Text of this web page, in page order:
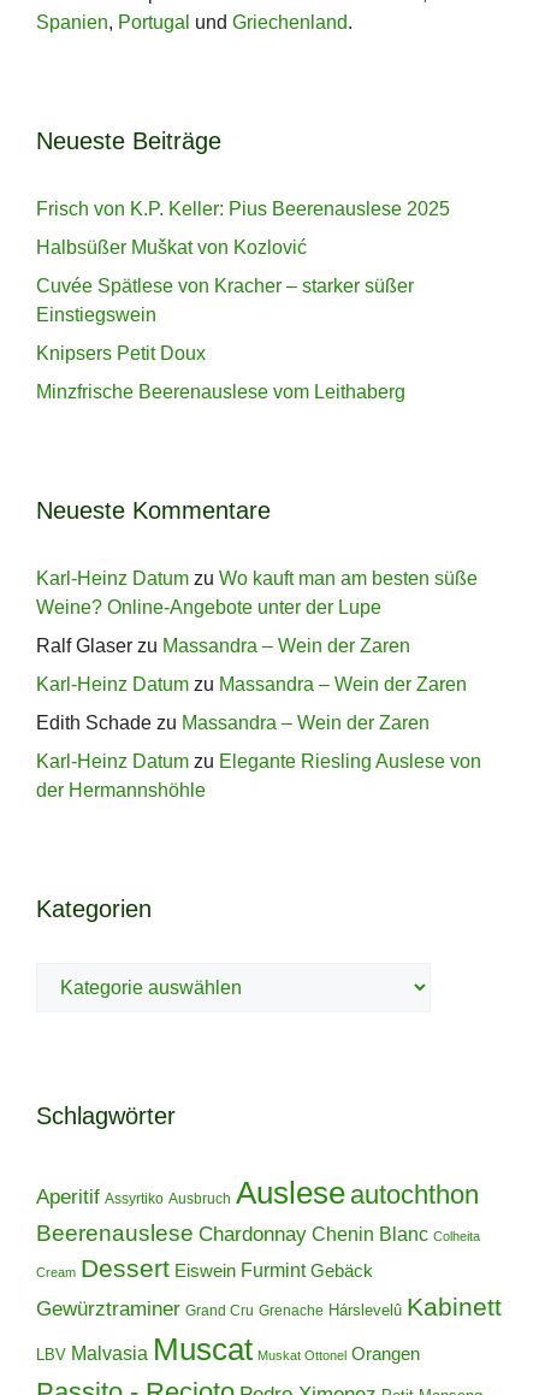
Spanien, Portugal und Griechenland.
Neueste Beiträge
Frisch von K.P. Keller: Pius Beerenauslese 2025
Halbsüßer Muškat von Kozlović
Cuvée Spätlese von Kracher – starker süßer
Einstiegswein
Knipsers Petit Doux
Minzfrische Beerenauslese vom Leithaberg
Neueste Kommentare
Karl-Heinz Datum zu Wo kauft man am besten süße
Weine? Online-Angebote unter der Lupe
Ralf Glaser zu Massandra – Wein der Zaren
Karl-Heinz Datum zu Massandra – Wein der Zaren
Edith Schade zu Massandra – Wein der Zaren
Karl-Heinz Datum zu Elegante Riesling Auslese von
der Hermannshöhle
Kategorien
Kategorien
Schlagwörter
Aperitif Assyrtiko Ausbruch Auslese autochthon
Beerenauslese Chardonnay Chenin Blanc Colheita
Cream Dessert Eiswein Furmint Gebäck
Gewürztraminer Grand Cru Grenache Hárslevelû Kabinett
LBV Malvasia Muscat Muskat Ottonel Orangen